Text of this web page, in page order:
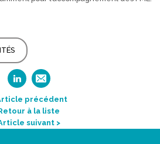
précédent
à la liste
suivant >